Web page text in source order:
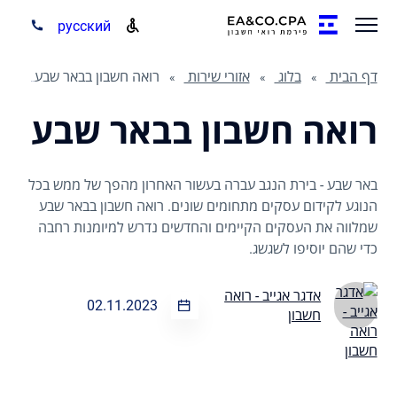
русский
דף הבית בלוג אזורי שירות רואה חשבון בבאר שבע
רואה חשבון בבאר שבע
באר שבע - בירת הנגב עברה בעשור האחרון מהפך של ממש בכל
הנוגע לקידום עסקים מתחומים שונים. רואה חשבון בבאר שבע
שמלווה את העסקים הקיימים והחדשים נדרש למיומנות רחבה
כדי שהם יוסיפו לשגשג.
אדגר אגייב - רואה
חשבון
02.11.2023